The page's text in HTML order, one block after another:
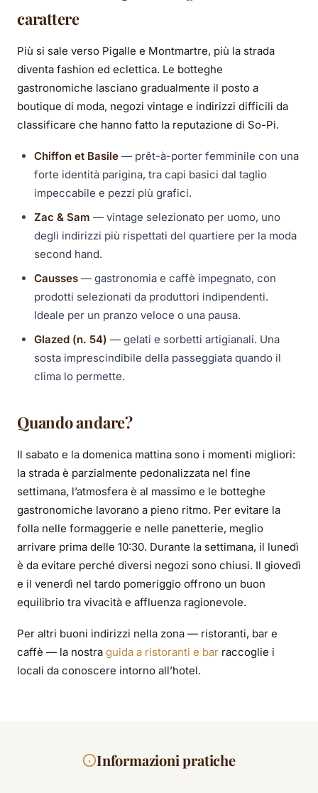
carattere
Più si sale verso Pigalle e Montmartre, più la strada
diventa fashion ed eclettica. Le botteghe
gastronomiche lasciano gradualmente il posto a
boutique di moda, negozi vintage e indirizzi difficili da
classificare che hanno fatto la reputazione di So-Pi.
Chiffon et Basile — prêt-à-porter femminile con una
forte identità parigina, tra capi basici dal taglio
impeccabile e pezzi più grafici.
Zac & Sam — vintage selezionato per uomo, uno
degli indirizzi più rispettati del quartiere per la moda
second hand.
Causses — gastronomia e caffè impegnato, con
prodotti selezionati da produttori indipendenti.
Ideale per un pranzo veloce o una pausa.
Glazed (n. 54) — gelati e sorbetti artigianali. Una
sosta imprescindibile della passeggiata quando il
clima lo permette.
Quando andare?
Il sabato e la domenica mattina sono i momenti migliori:
la strada è parzialmente pedonalizzata nel fine
settimana, l’atmosfera è al massimo e le botteghe
gastronomiche lavorano a pieno ritmo. Per evitare la
folla nelle formaggerie e nelle panetterie, meglio
arrivare prima delle 10:30. Durante la settimana, il lunedì
è da evitare perché diversi negozi sono chiusi. Il giovedì
e il venerdì nel tardo pomeriggio offrono un buon
equilibrio tra vivacità e affluenza ragionevole.
Per altri buoni indirizzi nella zona — ristoranti, bar e
caffè — la nostra guida a ristoranti e bar raccoglie i
locali da conoscere intorno all’hotel.
Informazioni pratiche